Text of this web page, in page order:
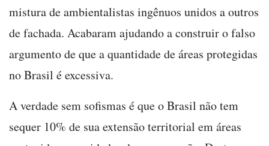
mistura de ambientalistas ingênuos unidos a outros
de fachada. Acabaram ajudando a construir o falso
argumento de que a quantidade de áreas protegidas
no Brasil é excessiva.
A verdade sem sofismas é que o Brasil não tem
sequer 10% de sua extensão territorial em áreas